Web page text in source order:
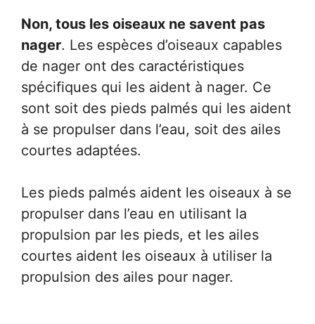
Non, tous les oiseaux ne savent pas
nager. Les espèces d’oiseaux capables
de nager ont des caractéristiques
spécifiques qui les aident à nager. Ce
sont soit des pieds palmés qui les aident
à se propulser dans l’eau, soit des ailes
courtes adaptées.
Les pieds palmés aident les oiseaux à se
propulser dans l’eau en utilisant la
propulsion par les pieds, et les ailes
courtes aident les oiseaux à utiliser la
propulsion des ailes pour nager.